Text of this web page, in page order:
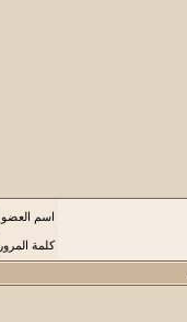
اسم العضو
كلمة المرور